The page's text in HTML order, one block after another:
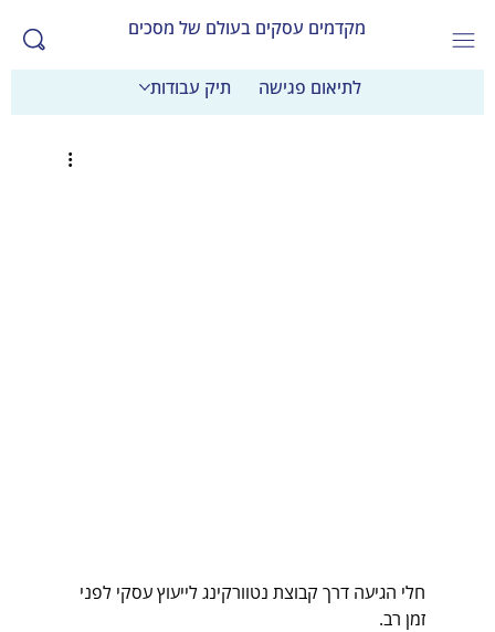
מקדמים עסקים בעולם של מסכים
לתיאום פגישה תיק עבודות
חלי הגיעה דרך קבוצת נטוורקינג לייעוץ עסקי לפני
זמן רב.